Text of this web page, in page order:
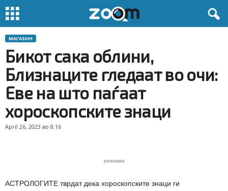
МАГАЗИН
Бикот сака облини,
Близнаците гледаат во очи:
Еве на што паѓаат
хороскопските знаци
April 26, 2023 во 8:16
реклама
АСТРОЛОГИТЕ тврдат дека хороскопските знаци ги